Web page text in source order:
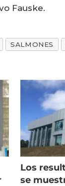
Fauske.
SALMONES
Los
se